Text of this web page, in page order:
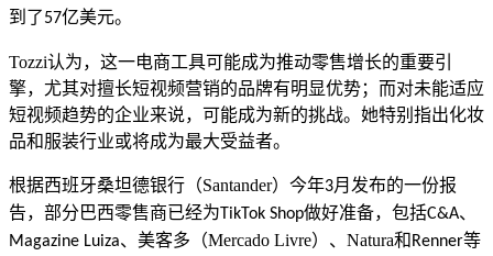
到了57亿美元。
Tozzi认为，这一电商工具可能成为推动零售增长的重要引
擎，尤其对擅长短视频营销的品牌有明显优势；而对未能适应
短视频趋势的企业来说，可能成为新的挑战。她特别指出化妆
品和服装行业或将成为最大受益者。
根据西班牙桑坦德银行（Santander）今年3月发布的一份报
告，部分巴西零售商已经为TikTok Shop做好准备，包括C&A、
Magazine Luiza、 美客多（Mercado Livre） 、 Natura和 Renner等